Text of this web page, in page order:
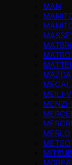
MAN
MATTEI
MAZDA
MEILI-V
MERLO
METSO